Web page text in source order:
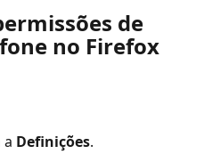
de
no Firefox
a Definições.